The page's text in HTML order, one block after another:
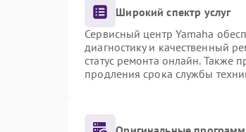
Широкий спектр услуг
Сервисный центр Yamaha
диагностику и качественный
статус ремонта онлайн. Также
продления срока службы